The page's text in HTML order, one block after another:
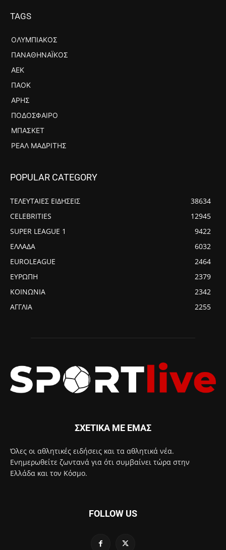
TAGS
ΟΛΥΜΠΙΑΚΌΣ
ΠΑΝΑΘΗΝΑΪΚΌΣ
ΑΕΚ
ΠΑΟΚ
ΆΡΗΣ
ΠΟΔΌΣΦΑΙΡΟ
ΜΠΆΣΚΕΤ
ΡΕΆΛ ΜΑΔΡΊΤΗΣ
POPULAR CATEGORY
ΤΕΛΕΥΤΑΙΕΣ ΕΙΔΗΣΕΙΣ
38634
CELEBRITIES
12945
SUPER LEAGUE 1
9422
ΕΛΛΑΔΑ
6032
EUROLEAGUE
2464
ΕΥΡΩΠΗ
2379
ΚΟΙΝΩΝΙΑ
2342
ΑΓΓΛΙΑ
2255
ΣΧΕΤΙΚΑ ΜΕ ΕΜΑΣ
Όλες οι αθλητικές ειδήσεις και τα αθλητικά νέα.
Ενημερωθείτε ζωντανά για ότι συμβαίνει τώρα στην
Ελλάδα και τον Κόσμο.
FOLLOW US